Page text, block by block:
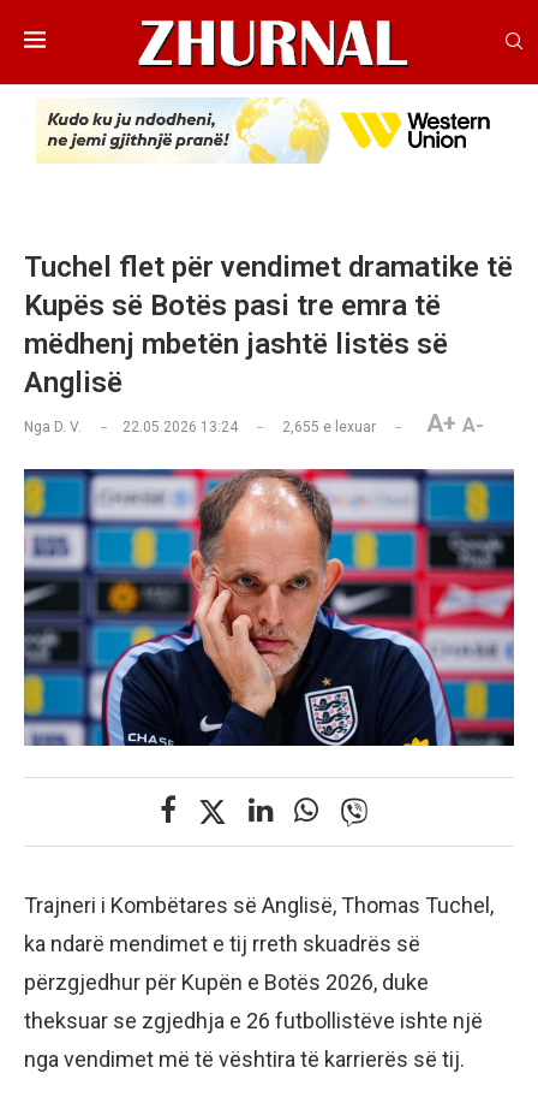
Tuchel flet për vendimet dramatike të
Kupës së Botës pasi tre emra të
mëdhenj mbetën jashtë listës së
Anglisë
Nga D. V. 22.05.2026 13:24 2,655 e lexuar A+ A-
Trajneri i Kombëtares së Anglisë, Thomas Tuchel,
ka ndarë mendimet e tij rreth skuadrës së
përzgjedhur për Kupën e Botës 2026, duke
theksuar se zgjedhja e 26 futbollistëve ishte një
nga vendimet më të vështira të karrierës së tij.